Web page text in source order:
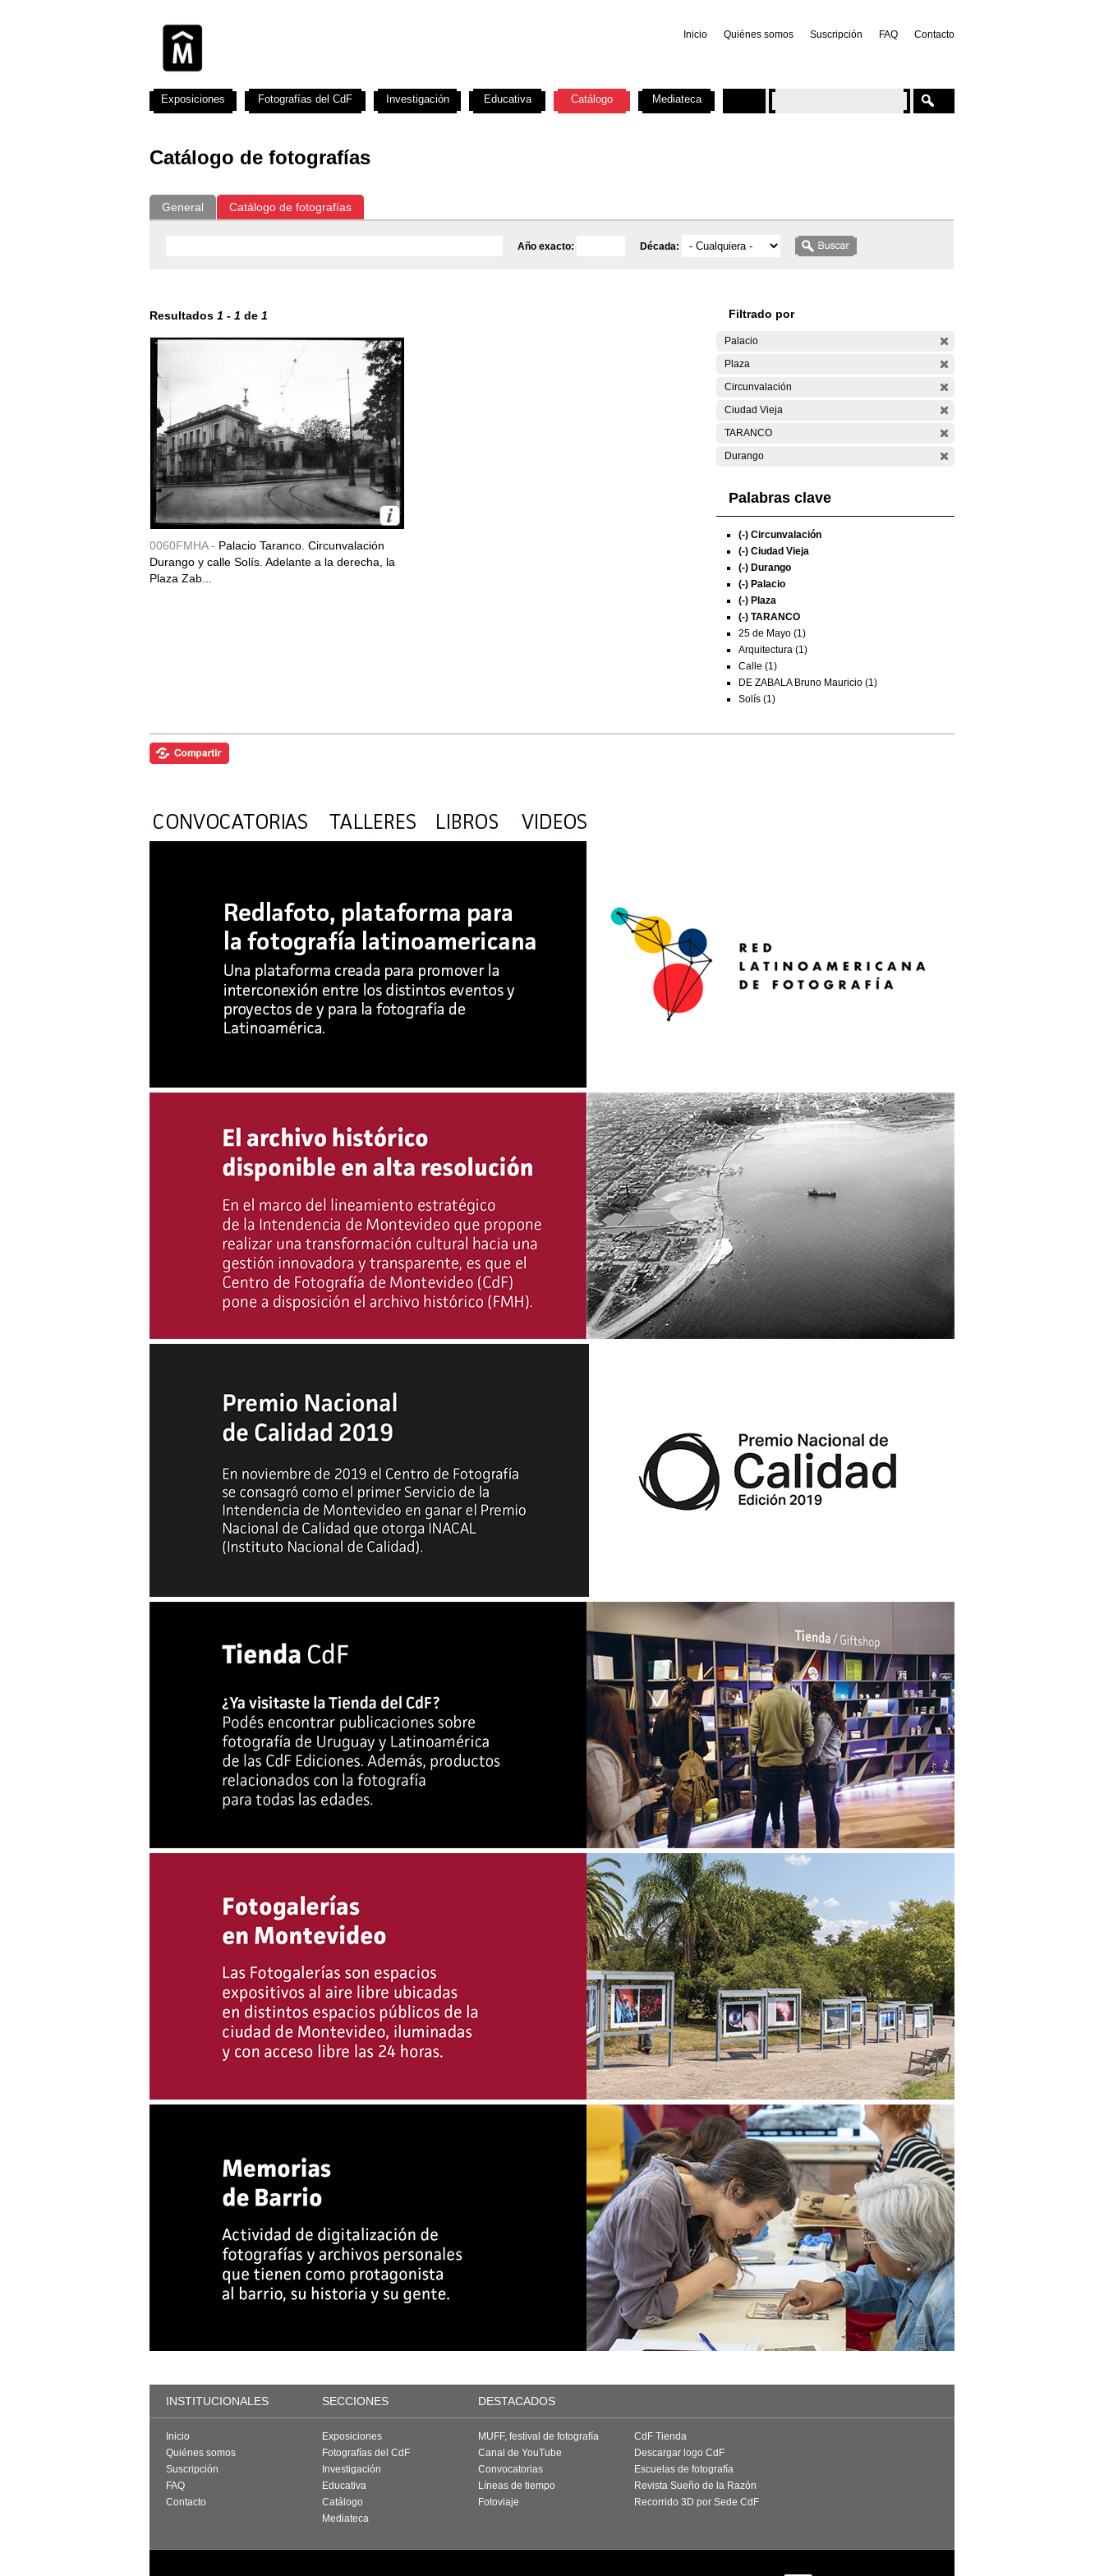
Inicio Quiénes somos Suscripción FAQ Contacto
Catálogo de fotografías
General Catálogo de fotografías
Año exacto: Década:
Resultados 1 - 1 de 1
0060FMHA - Palacio Taranco. Circunvalación
Durango y calle Solís. Adelante a la derecha, la
Plaza Zab...
Filtrado por
Palacio
Plaza
Circunvalación
Ciudad Vieja
TARANCO
Durango
Palabras clave
(-) Circunvalación
(-) Ciudad Vieja
(-) Durango
(-) Palacio
(-) Plaza
(-) TARANCO
25 de Mayo (1)
Arquitectura (1)
Calle (1)
DE ZABALA Bruno Mauricio (1)
Solís (1)
Exposiciones Fotografías del CdF Investigación Educativa Catálogo Mediateca
INSTITUCIONALES SECCIONES DESTACADOS
Inicio
Quiénes somos
Suscripción
FAQ
Contacto
Exposiciones
Fotografías del CdF
Investigación
Educativa
Catálogo
Mediateca
MUFF, festival de fotografía
Canal de YouTube
Convocatorias
Líneas de tiempo
Fotoviaje
CdF Tienda
Descargar logo CdF
Escuelas de fotografía
Revista Sueño de la Razón
Recorrido 3D por Sede CdF